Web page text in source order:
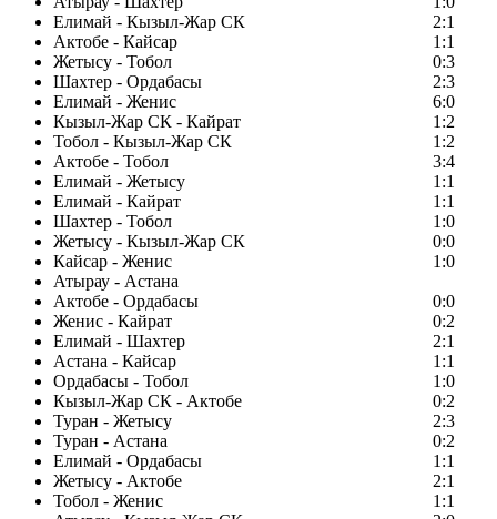
Елимай - Кызыл-Жар СК
2:1
Актобе - Кайсар
1:1
Жетысу - Тобол
0:3
Шахтер - Ордабасы
2:3
Елимай - Женис
6:0
Кызыл-Жар СК - Кайрат
1:2
Тобол - Кызыл-Жар СК
1:2
Актобе - Тобол
3:4
Елимай - Жетысу
1:1
Елимай - Кайрат
1:1
Шахтер - Тобол
1:0
Жетысу - Кызыл-Жар СК
0:0
Кайсар - Женис
1:0
Атырау - Астана
Актобе - Ордабасы
0:0
Женис - Кайрат
0:2
Елимай - Шахтер
2:1
Астана - Кайсар
1:1
Ордабасы - Тобол
1:0
Кызыл-Жар СК - Актобе
0:2
Туран - Жетысу
2:3
Туран - Астана
0:2
Елимай - Ордабасы
1:1
Жетысу - Актобе
2:1
Тобол - Женис
1:1